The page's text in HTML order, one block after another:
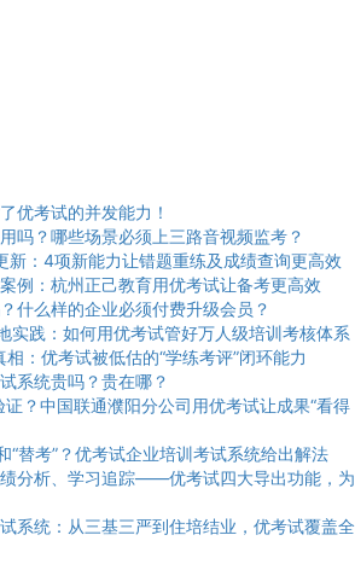
优考试的并发能力！
吗？哪些场景必须上三路音视频监考？
新：4项新能力让错题重练及成绩查询更高效
例：杭州正己教育用优考试让备考更高效
什么样的企业必须付费升级会员？
实践：如何用优考试管好万人级培训考核体系
：优考试被低估的“学练考评”闭环能力
系统贵吗？贵在哪？
？中国联通濮阳分公司用优考试让成果“看得
“替考”？优考试企业培训考试系统给出解法
分析、学习追踪——优考试四大导出功能，为
系统：从三基三严到住培结业，优考试覆盖全